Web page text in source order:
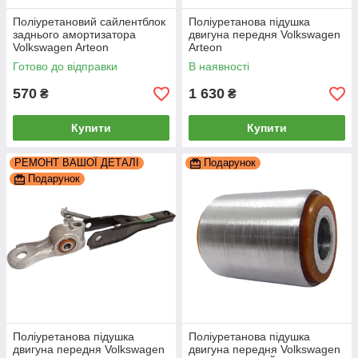
Поліуретановий сайлентблок
заднього амортизатора
Volkswagen Arteon
амортизатор Koni, PP-0164b
Готово до відправки
570 ₴
Купити
Поліуретанова підушка
двигуна передня Volkswagen
Arteon
В наявності
1 630 ₴
Купити
РЕМОНТ ВАШОЇ ДЕТАЛІ
Подарунок
Поліуретанова підушка
двигуна передня Volkswagen
Подарунок
Поліуретанова підушка
двигуна передня Volkswagen